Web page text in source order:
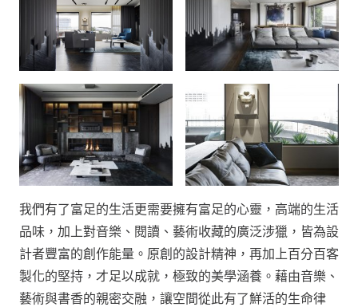
我們有了富足的生活更需要擁有富足的心靈，高端的生活
品味，加上對音樂、閱讀、藝術收藏的廣泛涉獵，皆為設
計者豐富的創作能量。原創的設計精神，再加上百分百客
製化的堅持，才足以成就，極致的美學涵養。藉由音樂、
藝術與書香的親密交融，讓空間從此有了鮮活的生命律